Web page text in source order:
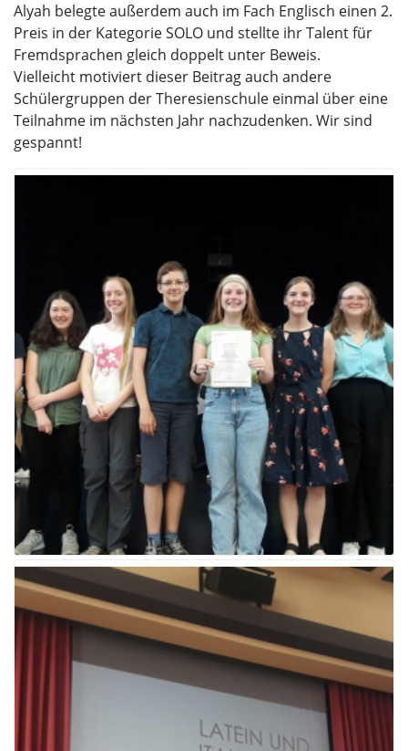
Alyah belegte außerdem auch im Fach Englisch einen 2.
Preis in der Kategorie SOLO und stellte ihr Talent für
Fremdsprachen gleich doppelt unter Beweis.
Vielleicht motiviert dieser Beitrag auch andere
Schülergruppen der Theresienschule einmal über eine
Teilnahme im nächsten Jahr nachzudenken. Wir sind
gespannt!